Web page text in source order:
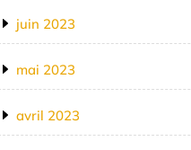
juin 2023
mai 2023
avril 2023